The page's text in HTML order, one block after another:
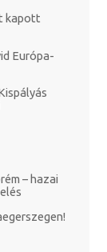
kapott
Európa-
– hazai